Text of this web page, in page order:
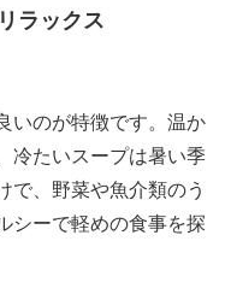
ラックス
いのが特徴です。温か
冷たいスープは暑い季
で、野菜や魚介類のう
シーで軽めの食事を探